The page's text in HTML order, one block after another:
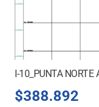
I-10_PUNTA NORTE
$388.892